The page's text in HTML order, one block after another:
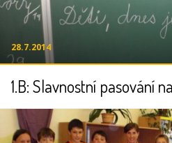
28.7.2014
1.B: Slavnostní pasování